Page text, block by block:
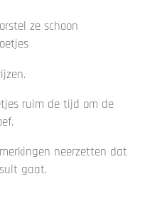
ze schoon
ruim de tijd om de
neerzetten dat
gaat.